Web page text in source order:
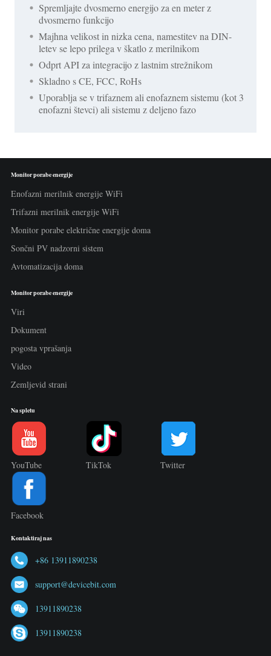
Spremljajte dvosmerno energijo za en meter z
dvosmerno funkcijo
Majhna velikost in nizka cena, namestitev na DIN-
letev se lepo prilega v škatlo z merilnikom
Odprt API za integracijo z lastnim strežnikom
Skladno s CE, FCC, RoHs
Uporablja se v trifaznem ali enofaznem sistemu (kot 3
enofazni števci) ali sistemu z deljeno fazo
Monitor porabe energije
Enofazni merilnik energije WiFi
Trifazni merilnik energije WiFi
Monitor porabe električne energije doma
Sončni PV nadzorni sistem
Avtomatizacija doma
Monitor porabe energije
Viri
Dokument
pogosta vprašanja
Video
Zemljevid strani
Na spletu
YouTube TikTok Twitter
Facebook
Kontaktiraj nas
+86 13911890238
support@devicebit.com
13911890238
13911890238